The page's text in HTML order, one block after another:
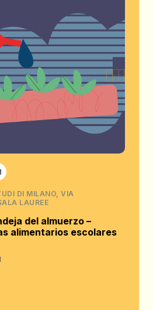
DI MILANO, VIA
LAUREE
del almuerzo –
alimentarios escolares